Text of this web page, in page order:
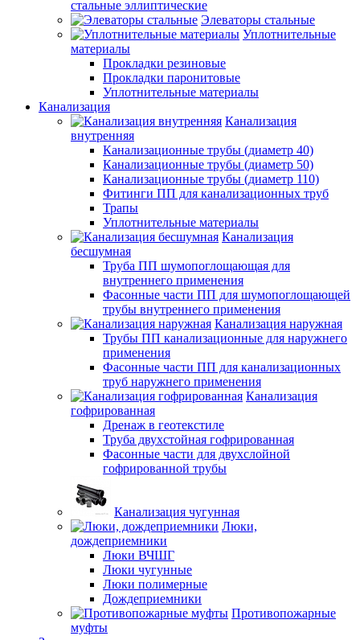
стальные эллиптические
Элеваторы стальные
Уплотнительные
материалы
Прокладки резиновые
Прокладки паронитовые
Уплотнительные материалы
Канализация
Канализация
внутренняя
Канализационные трубы (диаметр 40)
Канализационные трубы (диаметр 50)
Канализационные трубы (диаметр 110)
Фитинги ПП для канализационных труб
Трапы
Уплотнительные материалы
Канализация
бесшумная
Труба ПП шумопоглощающая для
внутреннего применения
Фасонные части ПП для шумопоглощающей
трубы внутреннего применения
Канализация наружная
Трубы ПП канализационные для наружнего
применения
Фасонные части ПП для канализационных
труб наружнего применения
Канализация
гофрированная
Дренаж в геотекстиле
Труба двухстойная гофрированная
Фасонные части для двухслойной
гофрированной трубы
Канализация чугунная
Люки,
дождеприемники
Люки ВЧШГ
Люки чугунные
Люки полимерные
Дождеприемники
Противопожарные
муфты